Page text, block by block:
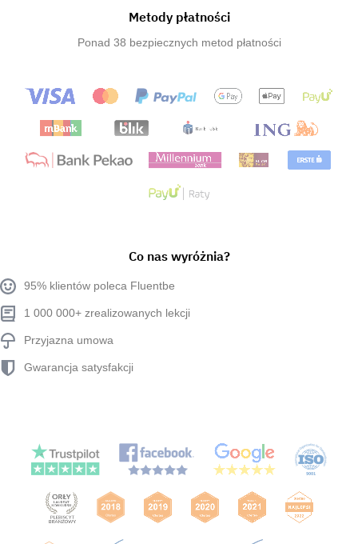
Metody płatności
Ponad 38 bezpiecznych metod płatności
Co nas wyróżnia?
95% klientów poleca Fluentbe
1 000 000+ zrealizowanych lekcji
Przyjazna umowa
Gwarancja satysfakcji